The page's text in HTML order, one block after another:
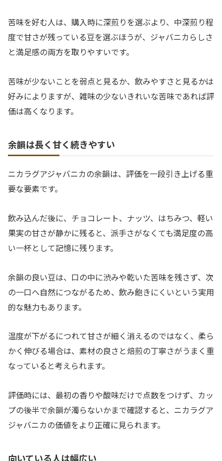
苦味を好む人は、購入時に深煎りを選ぶより、中深煎り程
度で甘さが残っている豆を選ぶほうが、ジャバニカらしさ
と満足感の両方を取りやすいです。
苦味が少ないことを弱点と見るか、飲みやすさと見るかは
好みによりますが、雑味の少ないきれいな苦味であれば評
価は高くなります。
余韻は長く甘く続きやすい
ニカラグアジャバニカの余韻は、評価を一段引き上げる重
要な要素です。
飲み込んだ後に、チョコレート、ナッツ、はちみつ、軽い
果実の甘さが静かに残ると、派手さがなくても満足度の高
い一杯として記憶に残ります。
余韻の良い豆は、口の中に渋みや乾いた苦味を残さず、次
の一口へ自然につながるため、飲み飽きにくいという実用
的な魅力もあります。
温度が下がるにつれて甘さが細く消えるのではなく、柔ら
かく伸びる場合は、素材の良さと焙煎の丁寧さがうまく重
なっていると考えられます。
評価時には、最初の香りや酸味だけで点数をつけず、カッ
プの後半で余韻が濁らないかまで確認すると、ニカラグア
ジャバニカの価値をより正確に見られます。
向いている人は幅広い